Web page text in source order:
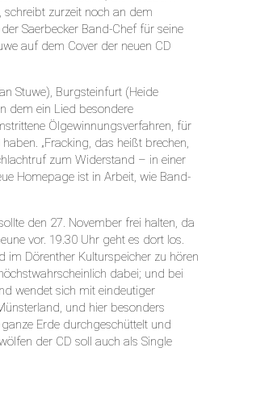
schreibt zurzeit noch an dem
Saerbecker Band-Chef für seine
auf dem Cover der neuen CD
Stuwe), Burgsteinfurt (Heide
dem ein Lied besondere
Ölgewinnungsverfahren, für
„Fracking, das heißt brechen,
zum Widerstand – in einer
Homepage ist in Arbeit, wie Band-
den 27. November frei halten, da
vor. 19.30 Uhr geht es dort los.
im Dörenther Kulturspeicher zu hören
dabei; und bei
wendet sich mit eindeutiger
und hier besonders
Erde durchgeschüttelt und
der CD soll auch als Single